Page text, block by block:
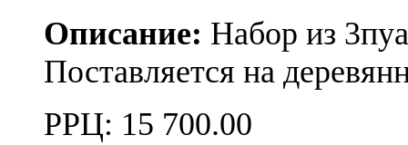
Описание: Набор из
Поставляется на
РРЦ: 15 700.00